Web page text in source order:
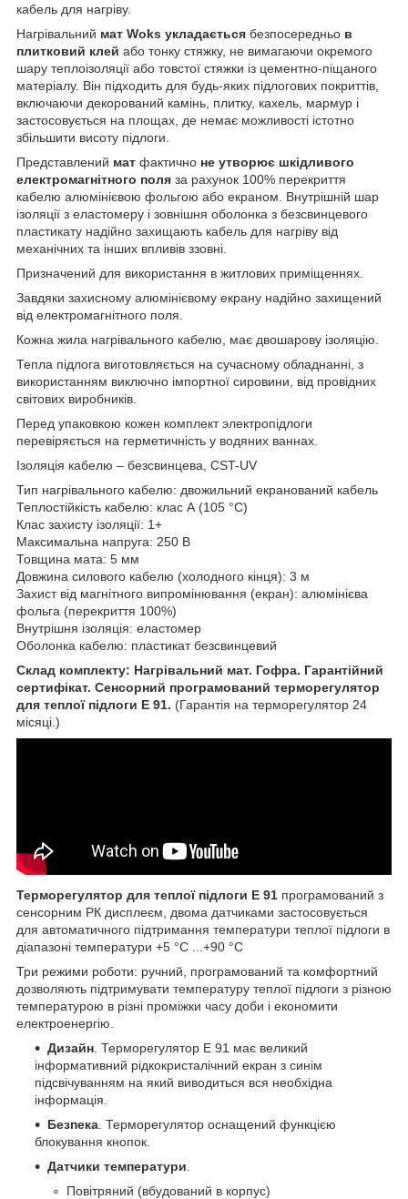
кабель для нагріву.
Нагрівальний мат Woks укладається безпосередньо в
плитковий клей або тонку стяжку, не вимагаючи окремого
шару теплоізоляції або товстої стяжки із цементно-піщаного
матеріалу. Він підходить для будь-яких підлогових покриттів,
включаючи декорований камінь, плитку, кахель, мармур і
застосовується на площах, де немає можливості істотно
збільшити висоту підлоги.
Представлений мат фактично не утворює шкідливого
електромагнітного поля за рахунок 100% перекриття
кабелю алюмінієвою фольгою або екраном. Внутрішній шар
ізоляції з еластомеру і зовнішня оболонка з безсвинцевого
пластикату надійно захищають кабель для нагріву від
механічних та інших впливів ззовні.
Призначений для використання в житлових приміщеннях.
Завдяки захисному алюмінієвому екрану надійно захищений
від електромагнітного поля.
Кожна жила нагрівального кабелю, має двошарову ізоляцію.
Тепла підлога виготовляється на сучасному обладнанні, з
використанням виключно імпортної сировини, від провідних
світових виробників.
Перед упаковкою кожен комплект электропідлоги
перевіряється на герметичність у водяних ваннах.
Ізоляція кабелю – безсвинцева, CST-UV
Тип нагрівального кабелю: двожильний екранований кабель
Теплостійкість кабелю: клас А (105 °С)
Клас захисту ізоляції: 1+
Максимальна напруга: 250 В
Товщина мата: 5 мм
Довжина силового кабелю (холодного кінця): 3 м
Захист від магнітного випромінювання (екран): алюмінієва
фольга (перекриття 100%)
Внутрішня ізоляція: еластомер
Оболонка кабелю: пластикат безсвинцевий
Склад комплекту: Нагрівальний мат. Гофра. Гарантійний
сертифікат. Сенсорний програмований терморегулятор
для теплої підлоги Е 91. (Гарантія на терморегулятор 24
місяці.)
Терморегулятор для теплої підлоги Е 91 програмований з
сенсорним РК дисплеєм, двома датчиками застосовується
для автоматичного підтримання температури теплої підлоги в
діапазоні температури +5 °С ...+90 °С
Три режими роботи: ручний, програмований та комфортний
дозволяють підтримувати температуру теплої підлоги з різною
температурою в різні проміжки часу доби і економити
електроенергію.
Дизайн . Терморегулятор Е 91 має великий
інформативний рідкокристалічний екран з синім
підсвічуванням на який виводиться вся необхідна
інформація.
Безпека . Терморегулятор оснащений функцією
блокування кнопок.
Датчики температури
Повітряний (вбудований в корпус)